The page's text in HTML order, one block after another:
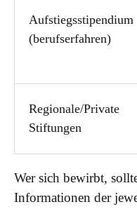
Aufstiegsstipendium
(berufserfahren)
Regionale/Private
Stiftungen
Wer sich bewirbt,
Informationen der